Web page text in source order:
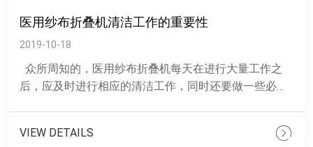
医用纱布折叠机清洁工作的重要性
2019-10-18
众所周知的，医用纱布折叠机每天在进行大量工作之
后，应及时进行相应的清洁工作，同时还要做一些必要
VIEW DETAILS